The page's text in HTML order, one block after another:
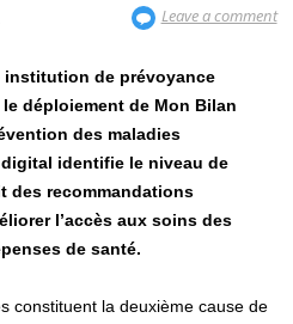
Leave a comment
institution de prévoyance
déploiement de Mon Bilan
des maladies
identifie le niveau de
des recommandations
l’accès aux soins des
de santé.
constituent la deuxième cause de